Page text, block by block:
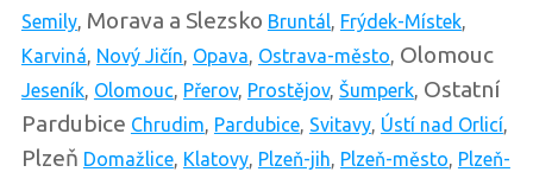
Semily, Morava a Slezsko Bruntál, Frýdek-Místek,
Karviná, Nový Jičín, Opava, Ostrava-město, Olomouc
Jeseník, Olomouc, Přerov, Prostějov, Šumperk, Ostatní
Pardubice Chrudim, Pardubice, Svitavy, Ústí nad Orlicí,
Plzeň Domažlice, Klatovy, Plzeň-jih, Plzeň-město, Plzeň-